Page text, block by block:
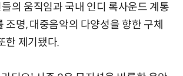
의 움직임과 국내 인디 록사운드 계통
조명, 대중음악의 다양성을 향한 구체
한 제기됐다.